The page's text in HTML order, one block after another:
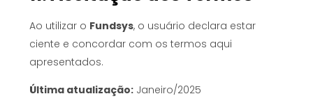
Ao utilizar o Fundsys, o usuário declara estar
ciente e concordar com os termos aqui
apresentados.
Última atualização: Janeiro/2025